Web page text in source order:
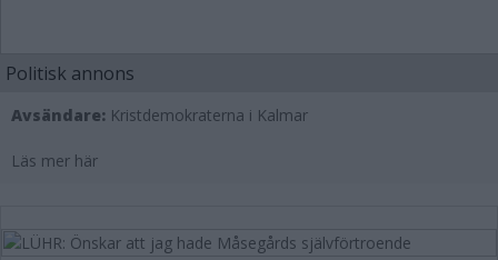
Politisk annons
Avsändare: Kristdemokraterna i Kalmar
Läs mer här